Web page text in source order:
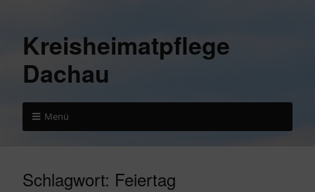
Kreisheimatpflege
Dachau
Menü
Schlagwort: Feiertag